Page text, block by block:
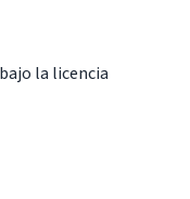
la licencia